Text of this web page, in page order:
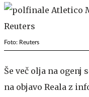
Foto: Reuters
Še več olja na
na objavo Reala z